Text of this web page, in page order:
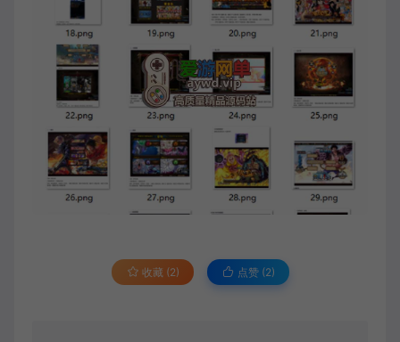
收藏 (2) 点赞 (2)